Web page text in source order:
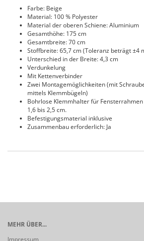
Farbe: Beige
Material: 100 % Polyester
Material der oberen Schiene: Aluminium
Gesamthöhe: 175 cm
Gesamtbreite: 70 cm
Stoffbreite: 65,7 cm (Toleranz beträgt ±4
Unterschied in der Breite: 4,3 cm
Verdunkelung
Mit Kettenverbinder
Zwei Montagemöglichkeiten (mit
mittels Klemmbügeln)
Bohrlose Klemmhalter für
1,6 bis 2,5 cm.
Befestigungsmaterial inklusive
Zusammenbau erforderlich: Ja
MEHR ÜBER...
Impressum